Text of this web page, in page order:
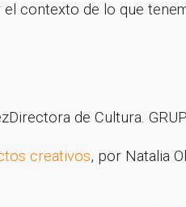
contexto de lo que
de Cultura.
creativos, por Natalia